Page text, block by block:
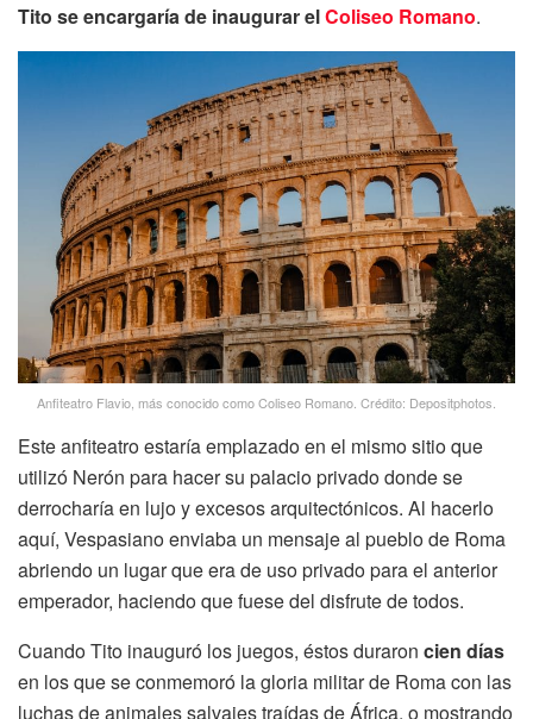
Tito se encargaría de inaugurar elColiseo Romano.
Anfiteatro Flavio, más conocido como Coliseo Romano. Crédito: Depositphotos.
Este anfiteatro estaría emplazado en el mismo sitio que
utilizó Nerón para hacer su palacio privado donde se
derrocharía en lujo y excesos arquitectónicos. Al hacerlo
aquí, Vespasiano enviaba un mensaje al pueblo de Roma
abriendo un lugar que era de uso privado para el anterior
emperador, haciendo que fuese del disfrute de todos.
Cuando Tito inauguró los juegos, éstos duraron cien días
en los que se conmemoró la gloria militar de Roma con las
luchas de animales salvajes traídas de África, o mostrando